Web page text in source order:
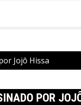
Jojô Hissa
POR